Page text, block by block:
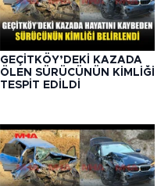
GEÇİTKÖY’DEKİ KAZADA
ÖLEN SÜRÜCÜNÜN KİMLİĞİ
TESPİT EDİLDİ